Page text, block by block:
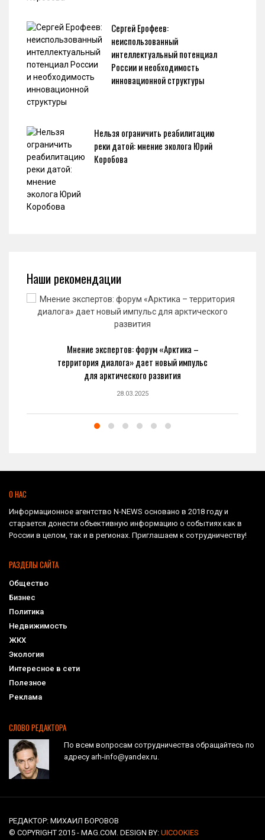
Сергей Ерофеев:
неиспользованный
интеллектуальный потенциал
России и необходимость
инновационной структуры
Нельзя ограничить реабилитацию
реки датой: мнение эколога Юрий
Коробова
Наши рекомендации
Мнение экспертов: форум «Арктика –
территория диалога» дает новый импульс
для арктического развития
28.03.2025
О НАС
Информационное агентство N-NEWS основано в 2018 году и
старается донести объективную информацию о событиях как в
России в целом, так и в регионах. Приглашаем к сотрудничеству!
РАЗДЕЛЫ САЙТА
Общество
Бизнес
Политика
Недвижимость
ЖКХ
Экология
Интересное в сети
Полезное
Реклама
СЛОВО РЕДАКТОРА
По всем вопросам сотрудничества обращайтесь по
адресу arh-info@yandex.ru.
РЕДАКТОР: МИХАИЛ БОРОВОВ
© COPYRIGHT 2015 - MAG.COM. DESIGN BY: UICOOKIES